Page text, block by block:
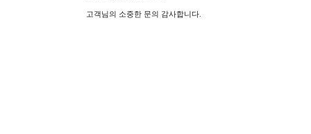
고객님의 소중한 문의 감사합니다.